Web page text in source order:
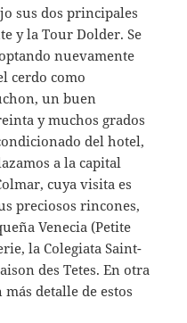
sus dos principales
y la Tour Dolder. Se
nuevamente
cerdo como
un buen
y muchos grados
del hotel,
a la capital
cuya visita es
preciosos rincones,
Venecia (Petite
la Colegiata Saint-
des Tetes. En otra
detalle de estos